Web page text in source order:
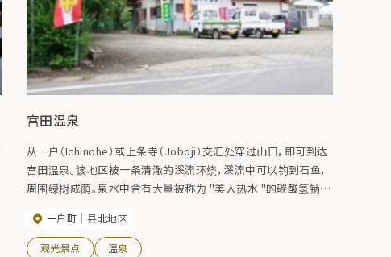
宫田温泉
从一户（Ichinohe）或上条寺（Joboji）交汇处穿过山口，即可到达
宫田温泉。该地区被一条清澈的溪流环绕，溪流中可以钓到石鱼，
周围绿树成荫。泉水中含有大量被称为 "美人热水 "的碳酸氢钠
一定疗效。二氧化碳含量较高，可以促进血液循环，温暖身体。甚
至还有附近城镇的常客经常来此游玩。
一户町 县北地区
观光景点 温泉